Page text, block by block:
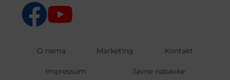
O nama Marketing Kontakt
Impressum Javne nabavke